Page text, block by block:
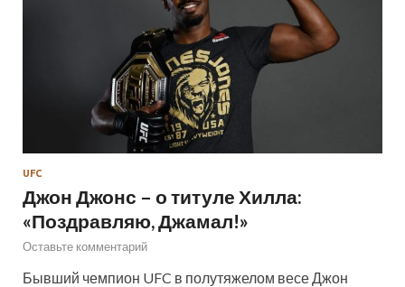
UFC
Джон Джонс – о титуле Хилла:
«Поздравляю, Джамал!»
Оставьте комментарий
Бывший чемпион UFC в полутяжелом весе Джон